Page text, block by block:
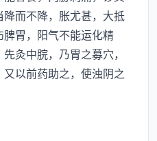
而不降，胀尤甚，大抵
胃，阳气不能运化精
灸中脘，乃胃之募穴，
以前药助之，使浊阴之